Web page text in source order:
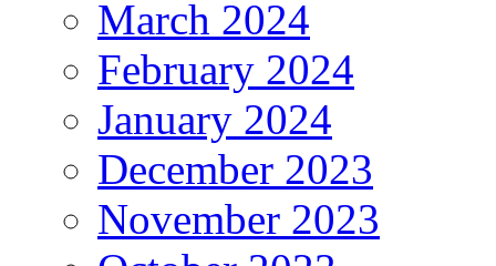
March 2024
February 2024
January 2024
December 2023
November 2023